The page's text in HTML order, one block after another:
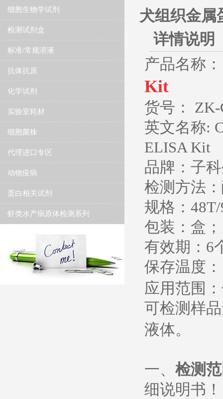
细胞生物学试剂
检测试剂盒
标准/常规溶液
抗体抗原
化学试剂
实验室耗材
细胞菌株
代理进口专区
动物疫病
蛋白相关试剂
虾类水产病原体检测系列
犬组织金
详情说明
产品名称：
Kit
货号： ZK-
英文名称:
ELISA Kit
品牌：子
检测方法
规格：
包装：盒；
有效期： 6
保存温度 ：
应用范围
可检测样
液体。
一、 检测
细说明书 ！